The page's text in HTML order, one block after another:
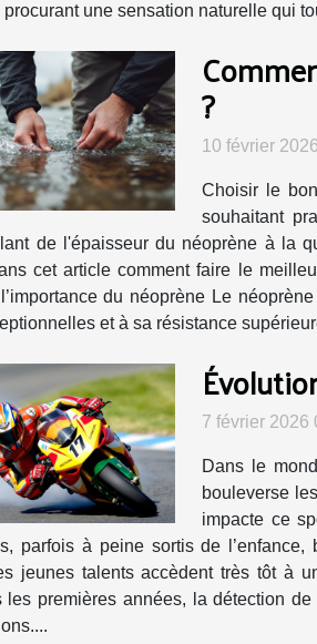
procurant une sensation naturelle qui
?
10 février
Choisir le
souhaitant
de l'épaisseur du néoprène à la
cet article comment faire le
du néoprène Le
et à sa résistance
7 février 2026
Dans le
bouleverse
impacte ce
parfois à peine sortis de
jeunes talents accèdent très tôt à
les premières années, la détection